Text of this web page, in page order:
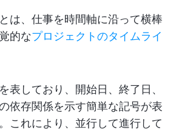
は、仕事を時間軸に沿って横棒
的なプロジェクトのタイムライ
表しており、開始日、終了日、
依存関係を示す簡単な記号が表
これにより、並行して進行して